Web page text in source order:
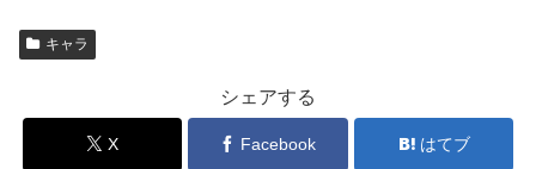
キャラ
シェアする
X Facebook はてブ